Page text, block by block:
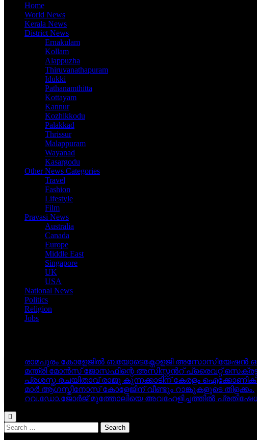
Home
World News
Kerala News
District News
Ernakulam
Kollam
Alappuzha
Thiruvanathapuram
Idukki
Pathanamthitta
Kottayam
Kannur
Kozhikkodu
Palakkad
Thrissur
Malappuram
Wayanad
Kasargodu
Other News Categories
Travel
Fashion
Lifestyle
Film
Pravasi News
Australia
Canada
Europe
Middle East
Singapore
UK
USA
National News
Politics
Religion
Jobs
രാമപുരം കോളേജിൽ ബയോടെക്നോളജി അസോസിയേഷൻ
മന്ത്രി മോൻസ് ജോസഫിന്റെ അസിസ്റ്റൻറ് പ്രൈവറ്റ്
പ്രശസ്ത രചയിതാവ് രാജു കുന്നക്കാടിന് കേരളം
മാർ ആഗസ്തീനോസ് കോളേജിന് വീണ്ടും റാങ്കുകളുടെ തിളക്കം.
റവ.ഡോ.ജോർജ് മുത്തോലിയെ അവഹേളിച്ചത്തിൽ
Search
for: